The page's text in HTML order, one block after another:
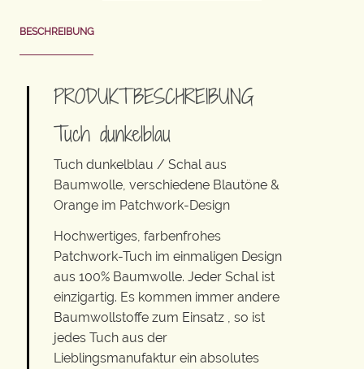
BESCHREIBUNG
PRODUKTBESCHREIBUNG
Tuch dunkelblau
Tuch dunkelblau / Schal aus
Baumwolle, verschiedene Blautöne &
Orange im Patchwork-Design
Hochwertiges, farbenfrohes
Patchwork-Tuch im einmaligen Design
aus 100% Baumwolle. Jeder Schal ist
einzigartig. Es kommen immer andere
Baumwollstoffe zum Einsatz , so ist
jedes Tuch aus der
Lieblingsmanufaktur ein absolutes